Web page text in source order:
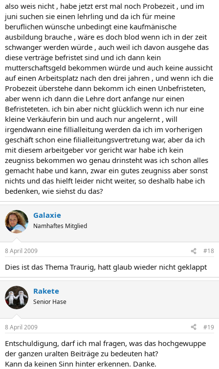
also weis nicht , habe jetzt erst mal noch Probezeit , und im
juni suchen sie einen lehrling und da ich für meine
beruflichen wünsche unbedingt eine kaufmänische
ausbildung brauche , wäre es doch blod wenn ich in der zeit
schwanger werden würde , auch weil ich davon ausgehe das
diese verträge befristet sind und ich dann kein
mutterschaftsgeld bekommen würde und auch keine aussicht
auf einen Arbeitsplatz nach den drei jahren , und wenn ich die
Probezeit überstehe dann bekomm ich einen Unbefristeten,
aber wenn ich dann die Lehre dort anfange nur einen
Befristeteten. ich bin aber nicht glücklich wenn ich nur eine
kleine Verkäuferin bin und auch nur angelernt , will
irgendwann eine fillialleitung werden da ich im vorherigen
geschäft schon eine filialleitungsvertretung war, aber da ich
mit diesem arbeitgeber vor gericht war habe ich kein
zeugniss bekommen wo genau drinsteht was ich schon alles
gemacht habe und kann, zwar ein gutes zeugniss aber sonst
nichts und das hielft leider nicht weiter, so deshalb habe ich
bedenken, wie siehst du das?
Galaxie
Namhaftes Mitglied
8 April 2009 #18
Dies ist das Thema Traurig, hatt glaub wieder nicht geklappt
Rakete
Senior Hase
8 April 2009 #19
Entschuldigung, darf ich mal fragen, was das hochgewuppe
der ganzen uralten Beiträge zu bedeuten hat?
Kann da keinen Sinn hinter erkennen. Danke.